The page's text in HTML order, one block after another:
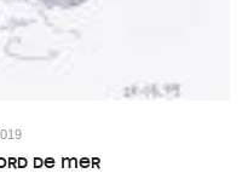
de mer